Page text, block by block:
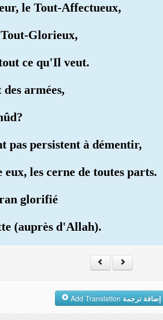
le Tout-Affectueux,
Glorieux,
ce qu'Il veut.
armées,
pas persistent à démentir,
les cerne de toutes parts.
glorifié
(auprès d'Allah).
إضافة ترجمة